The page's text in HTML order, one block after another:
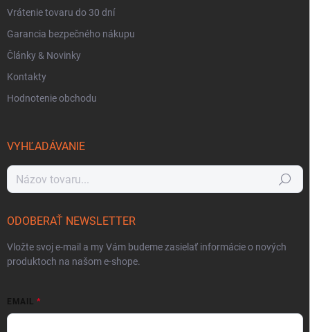
Vrátenie tovaru do 30 dní
Garancia bezpečného nákupu
Články & Novinky
Kontakty
Hodnotenie obchodu
VYHĽADÁVANIE
Hľadať
ODOBERAŤ NEWSLETTER
Vložte svoj e-mail a my Vám budeme zasielať informácie o nových
produktoch na našom e-shope.
EMAIL